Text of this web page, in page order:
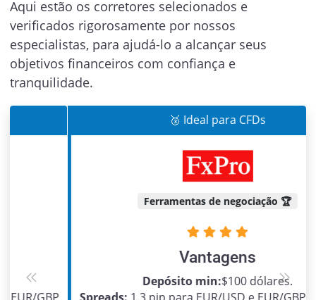
Aqui estão os corretores selecionados e
verificados rigorosamente por nossos
especialistas, para ajudá-lo a alcançar seus
objetivos financeiros com confiança e
tranquilidade.
🥉 Ideal para CFDs
Ferramentas de negociação 🏆
Vantagens
Depósito min:$100 dólares.
Previous Next